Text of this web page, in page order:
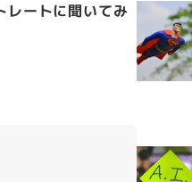
レートに聞いてみ